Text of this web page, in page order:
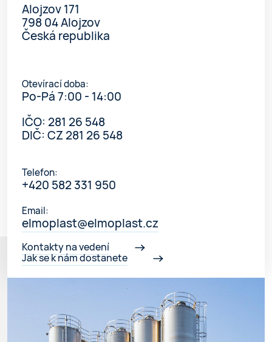
Alojzov 171
798 04 Alojzov
Česká republika
Otevírací doba:
Po-Pá 7:00 - 14:00
IČO: 281 26 548
DIČ: CZ 281 26 548
Telefon:
+420 582 331 950
Email:
elmoplast@elmoplast.cz
Kontakty na vedení
Jak se k nám dostanete